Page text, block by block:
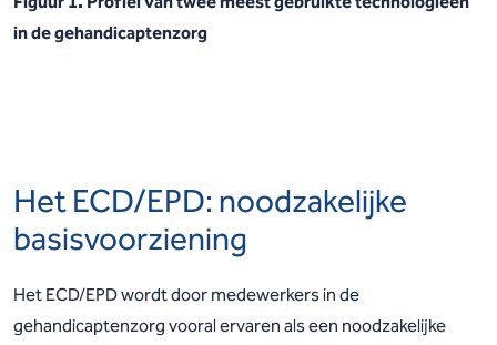
in de gehandicaptenzorg
Het ECD/EPD: noodzakelijke
basisvoorziening
Het ECD/EPD wordt door medewerkers in de
gehandicaptenzorg vooral ervaren als een noodzakelijke